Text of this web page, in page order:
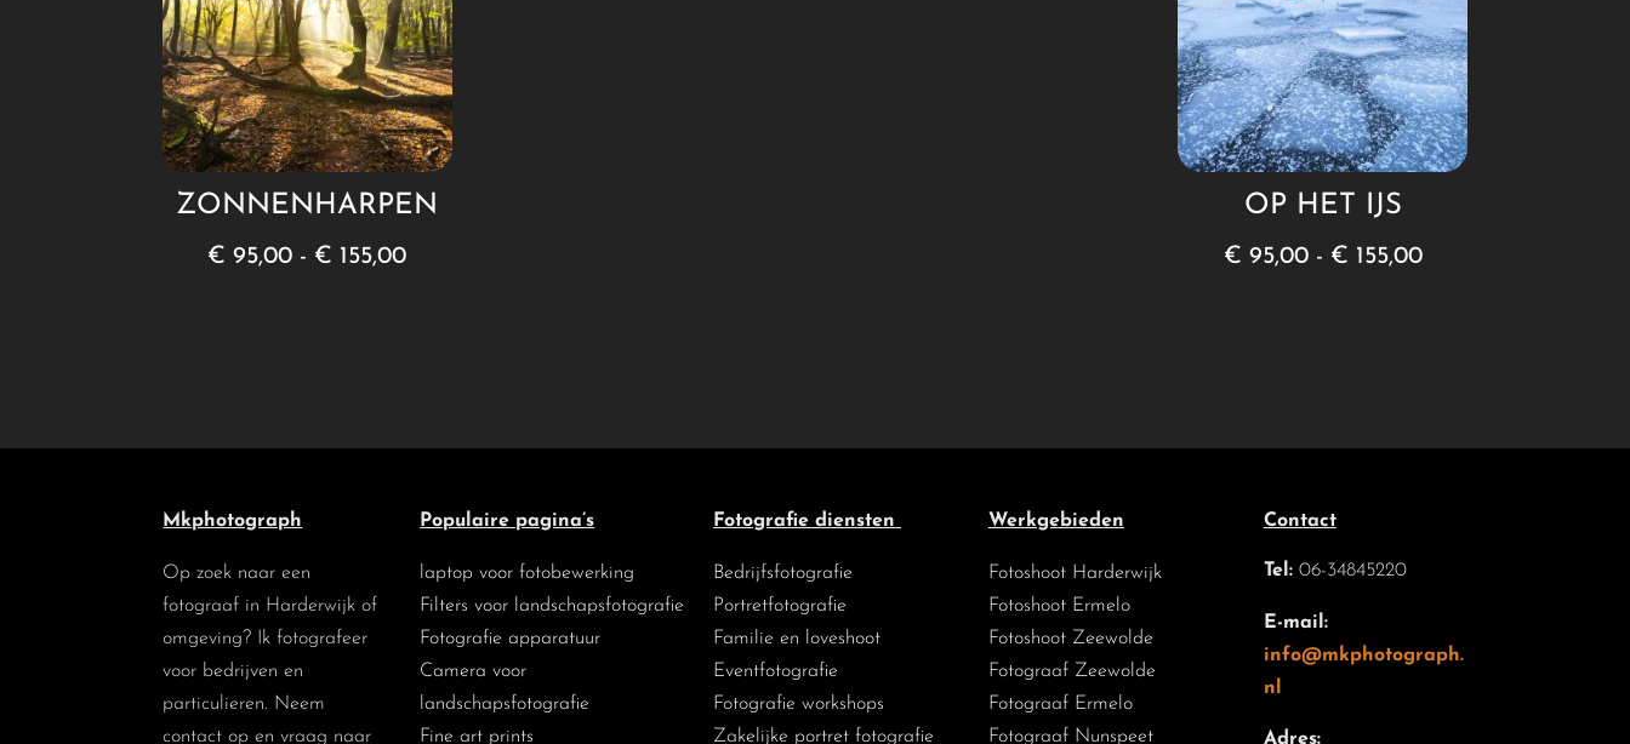
ZONNENHARPEN
€ 95,00 - € 155,00Prijsklasse:
OP HET IJS
€ 95,00 - € 155,00Prijsklasse:
Mkphotograph
Op zoek naar een
fotograaf in Harderwijk of
omgeving? Ik fotografeer
voor bedrijven en
particulieren. Neem
contact op en vraag naar
Populaire pagina’s
laptop voor fotobewerking
Filters voor landschapsfotografie
Fotografie apparatuur
Camera voor
landschapsfotografie
Fine art prints
Fotografie diensten
Bedrijfsfotografie
Portretfotografie
Familie en loveshoot
Eventfotografie
Fotografie workshops
Zakelijke portret fotografie
Werkgebieden
Fotoshoot Harderwijk
Fotoshoot Ermelo
Fotoshoot Zeewolde
Fotograaf Zeewolde
Fotograaf Ermelo
Fotograaf Nunspeet
Contact
Tel: 06-34845220
E-mail:
info@mkphotograph.
nl
Adres: